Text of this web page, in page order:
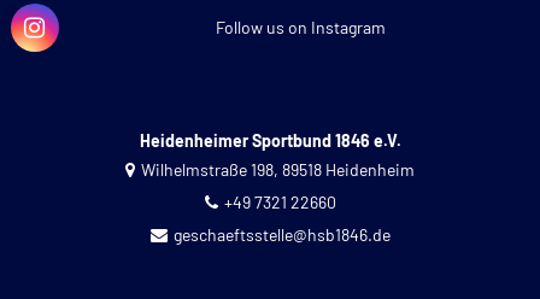
Follow us on Instagram
Heidenheimer Sportbund 1846 e.V.
Wilhelmstraße 198, 89518 Heidenheim
+49 7321 22660
geschaeftsstelle@hsb1846.de